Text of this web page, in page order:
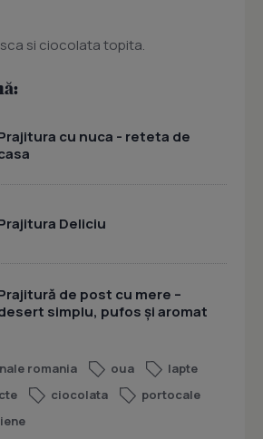
si ciocolata topita.
cu nuca - reteta de
Deliciu
de post cu mere –
simplu, pufos și aromat
romania oua
lapte
ciocolata
portocale